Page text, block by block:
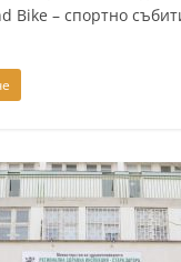
Bike – спортно